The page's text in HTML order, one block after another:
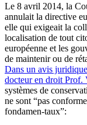
Le 8 avril 2014, la
annulait la directive
elle qui exigeait la
localisation de tout
européenne et les
de maintenir ou de
Dans un avis
docteur en droit Prof.
systèmes de
ne sont “pas
fondamen-taux”: